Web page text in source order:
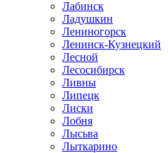
Лабинск
Ладушкин
Лениногорск
Ленинск-Кузнецкий
Лесной
Лесосибирск
Ливны
Липецк
Лиски
Лобня
Лысьва
Лыткарино